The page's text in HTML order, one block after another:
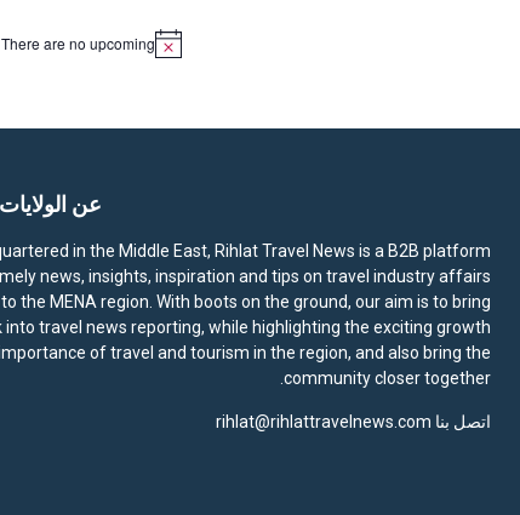
c
There are no upcoming احداث.
عن
in the Middle East, Rihlat Travel News is a B2B platform
news, insights, inspiration and tips on travel industry affairs
the MENA region. With boots on the ground, our aim is to bring
into travel news reporting, while highlighting the exciting growth
of travel and tourism in the region, and also bring the
community closer together.
اتصل بنا rihlat@rihlattravelnews.com